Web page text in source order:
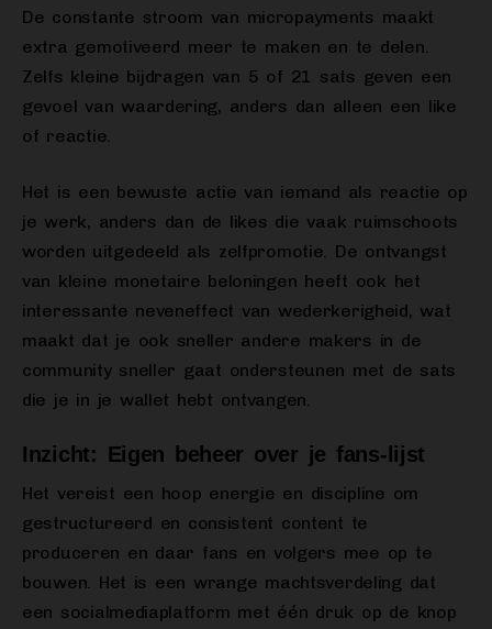
De constante stroom van micropayments maakt
extra gemotiveerd meer te maken en te delen.
Zelfs kleine bijdragen van 5 of 21 sats geven een
gevoel van waardering, anders dan alleen een like
of reactie.
Het is een bewuste actie van iemand als reactie op
je werk, anders dan de likes die vaak ruimschoots
worden uitgedeeld als zelfpromotie. De ontvangst
van kleine monetaire beloningen heeft ook het
interessante neveneffect van wederkerigheid, wat
maakt dat je ook sneller andere makers in de
community sneller gaat ondersteunen met de sats
die je in je wallet hebt ontvangen.
Inzicht: Eigen beheer over je fans-lijst
Het vereist een hoop energie en discipline om
gestructureerd en consistent content te
produceren en daar fans en volgers mee op te
bouwen. Het is een wrange machtsverdeling dat
een socialmediaplatform met één druk op de knop